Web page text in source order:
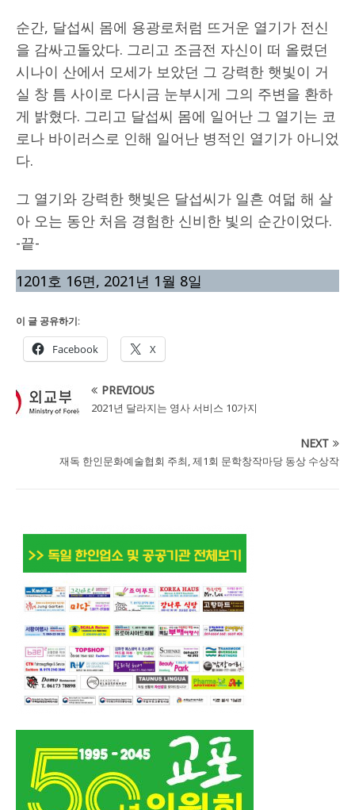
순간, 달섭씨 몸에 용광로처럼 뜨거운 열기가 전신
을 감싸고돌았다. 그리고 조금전 자신이 떠 올렸던
시나이 산에서 모세가 보았던 그 강력한 햇빛이 거
실 창 틈 사이로 다시금 눈부시게 그의 주변을 환하
게 밝혔다. 그리고 달섭씨 몸에 일어난 그 열기는 코
로나 바이러스로 인해 일어난 병적인 열기가 아니었
다.
그 열기와 강력한 햇빛은 달섭씨가 일흔 여덟 해 살
아 오는 동안 처음 경험한 신비한 빛의 순간이었다.
-끝-
1201호 16면, 2021년 1월 8일
이 글 공유하기:
Facebook X
PREVIOUS
2021년 달라지는 영사 서비스 10가지
NEXT
재독 한인문화예술협회 주최, 제1회 문학창작마당 동상 수상작